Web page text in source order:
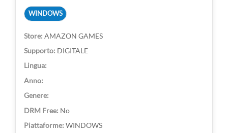
WINDOWS
AMAZON GAMES
DIGITALE
No
WINDOWS